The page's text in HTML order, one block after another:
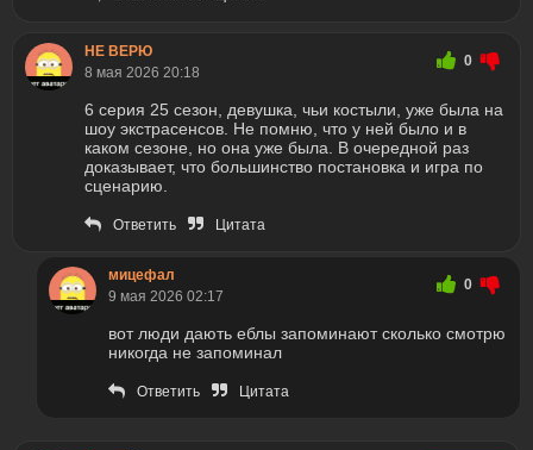
НЕ ВЕРЮ
8 мая 2026 20:18
0
6 серия 25 сезон, девушка, чьи костыли, уже была на
шоу экстрасенсов. Не помню, что у ней было и в
каком сезоне, но она уже была. В очередной раз
доказывает, что большинство постановка и игра по
сценарию.
Ответить Цитата
мицефал
9 мая 2026 02:17
0
вот люди дають еблы запоминают сколько смотрю
никогда не запоминал
Ответить Цитата